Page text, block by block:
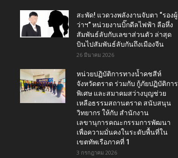
สะพัด! แวดวงพลังงานจับตา “รองผู้
ว่าฯ” หน่วยงานบิ๊กดีลไฟฟ้า ลือหึ่ง
สัมพันธ์ลับกับเลขาส่วนตัว ล่าสุด
บินไปสัมพันธ์ลับกันถึงเมืองจีน
26 มีนาคม 2026
หน่วยปฏิบัติการทางน้ำคชสีห์
จังหวัดตราด ร่วมกับ กู้ภัยปฏิบัติการ
พิเศษ และสมาคมสว่างบุญช่วย
เหลือธรรมสถานตราด สนับสนุน
วิทยากร ให้กับ สำนักงาน
เลขานุการคณะกรรมการพัฒนา
เพื่อความมั่นคงในระดับพื้นที่ใน
เขตทัพเรือภาคที่ 1
3 กรกฎาคม 2026